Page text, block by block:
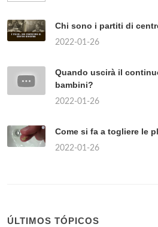
Chi sono i partiti di
2022-01-26
Quando uscirà il
bambini?
2022-01-26
Come si fa a togliere le
2022-01-26
ÚLTIMOS TÓPICOS